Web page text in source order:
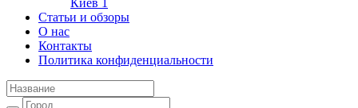
Киев 1
Статьи и обзоры
О нас
Контакты
Политика конфиденциальности